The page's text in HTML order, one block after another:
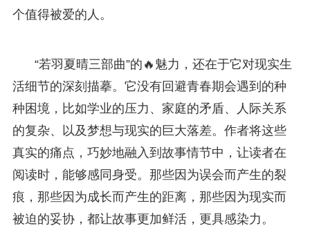
个值得被爱的人。
“若羽夏晴三部曲”的🔥魅力，还在于它对现实生
活细节的深刻描摹。它没有回避青春期会遇到的种
种困境，比如学业的压力、家庭的矛盾、人际关系
的复杂、以及梦想与现实的巨大落差。作者将这些
真实的痛点，巧妙地融入到故事情节中，让读者在
阅读时，能够感同身受。那些因为误会而产生的裂
痕，那些因为成长而产生的距离，那些因为现实而
被迫的妥协，都让故事更加鲜活，更具感染力。